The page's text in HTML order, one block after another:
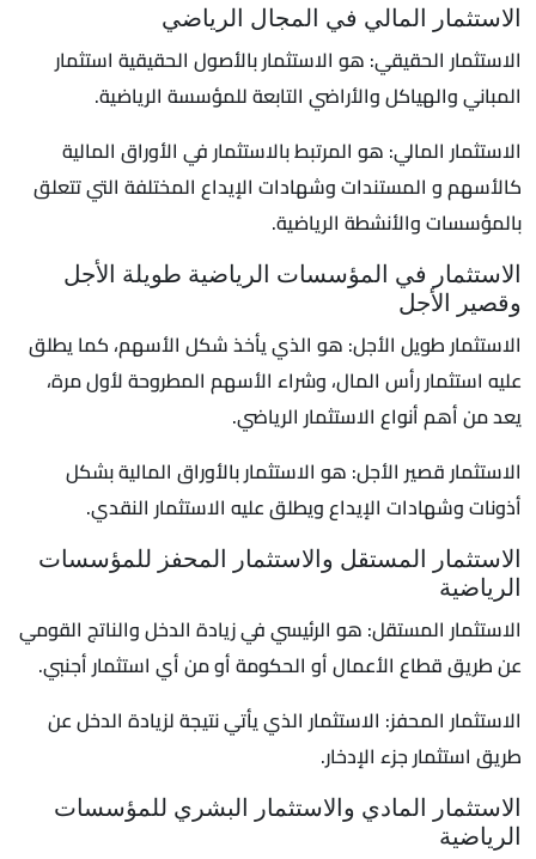
الاستثمار المالي في المجال الرياضي
الاستثمار الحقيقي: هو الاستثمار بالأصول الحقيقية استثمار
المباني والهياكل والأراضي التابعة للمؤسسة الرياضية.
الاستثمار المالي: هو المرتبط بالاستثمار في الأوراق المالية
كالأسهم و المستندات وشهادات الإيداع المختلفة التي تتعلق
بالمؤسسات والأنشطة الرياضية.
الاستثمار في المؤسسات الرياضية طويلة الأجل
وقصير الأجل
الاستثمار طويل الأجل: هو الذي يأخذ شكل الأسهم، كما يطلق
عليه استثمار رأس المال، وشراء الأسهم المطروحة لأول مرة،
يعد من أهم أنواع الاستثمار الرياضي.
الاستثمار قصير الأجل: هو الاستثمار بالأوراق المالية بشكل
أذونات وشهادات الإيداع ويطلق عليه الاستثمار النقدي.
الاستثمار المستقل والاستثمار المحفز للمؤسسات
الرياضية
الاستثمار المستقل: هو الرئيسي في زيادة الدخل والناتج القومي
عن طريق قطاع الأعمال أو الحكومة أو من أي استثمار أجنبي.
الاستثمار المحفز: الاستثمار الذي يأتي نتيجة لزيادة الدخل عن
طريق استثمار جزء الإدخار.
الاستثمار المادي والاستثمار البشري للمؤسسات
الرياضية